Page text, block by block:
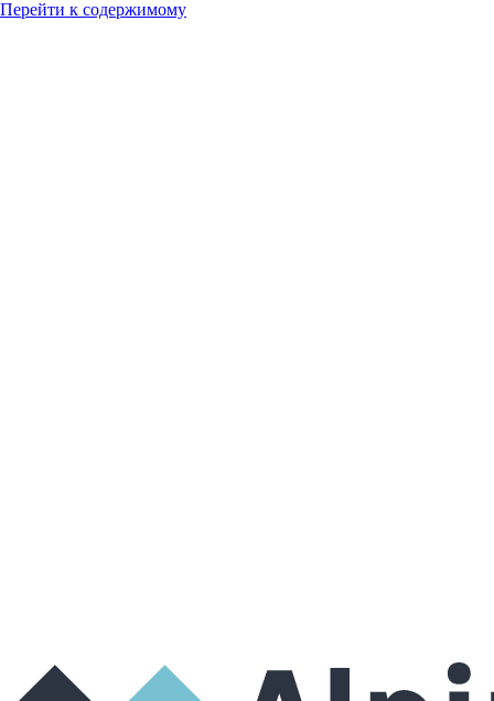
Перейти к содержимому